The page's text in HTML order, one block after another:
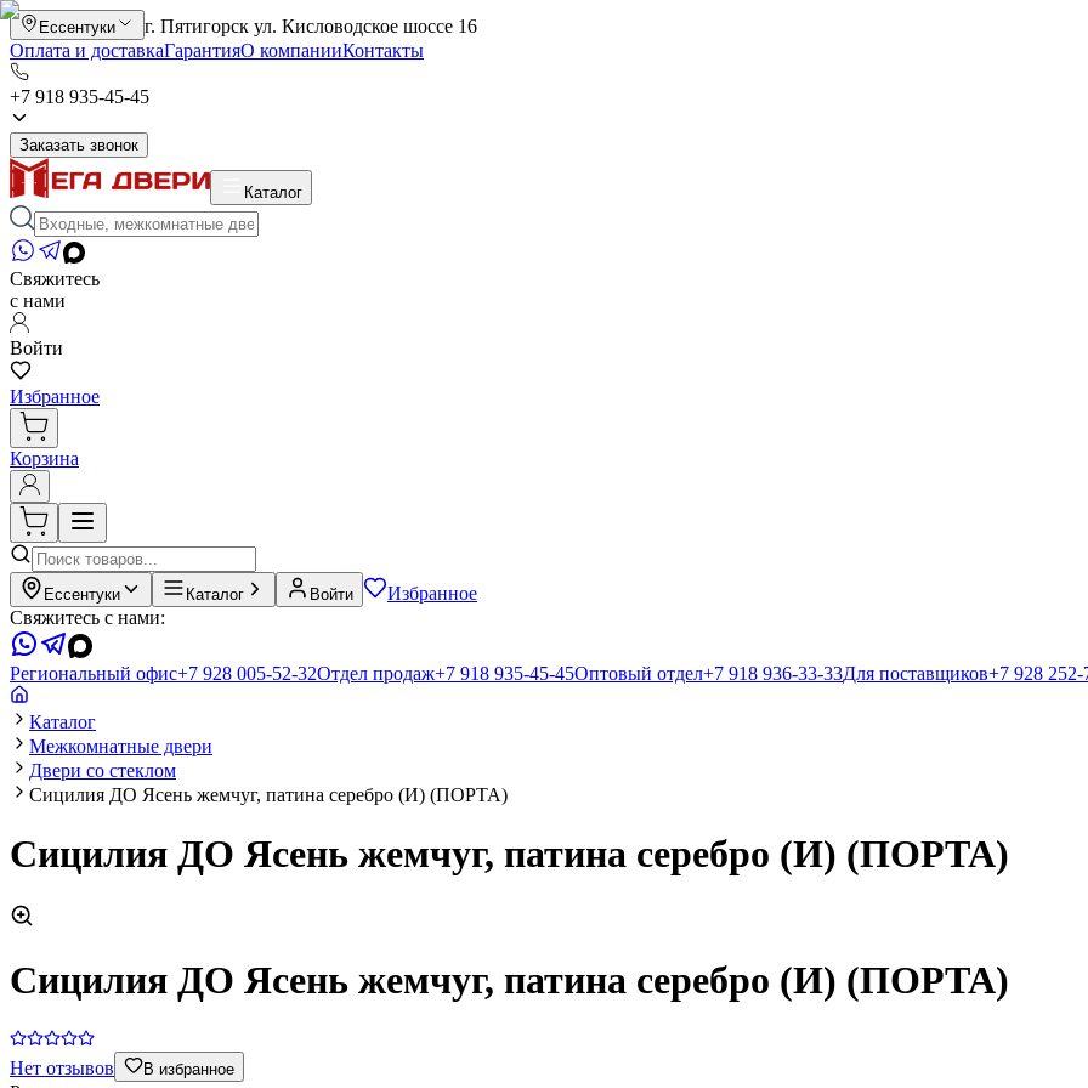
Ессентуки
г. Пятигорск ул. Кисловодское шоссе 16
Оплата и доставкаГарантияО компанииКонтакты
+7 918 935-45-45
Заказать звонок
Каталог
Свяжитесь
с нами
Войти
Избранное
Корзина
Ессентуки Каталог Войти
Избранное
Свяжитесь с нами:
Региональный офис+7 928 005-52-32Отдел продаж+7 918 935-45-45Оптовый отдел+7 918 936-33-33Для поставщиков+7 928 252-
Каталог
Межкомнатные двери
Двери со стеклом
Сицилия ДО Ясень жемчуг, патина серебро (И) (ПОРТА)
Сицилия ДО Ясень жемчуг, патина серебро (И) (ПОРТА)
Сицилия ДО Ясень жемчуг, патина серебро (И) (ПОРТА)
Нет отзывов В избранное